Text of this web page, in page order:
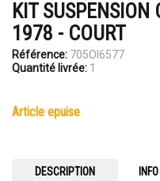
KIT
1978 - COURT
Référence: 705OI6577
Quantité livrée: 1
article epuise
DESCRIPTION